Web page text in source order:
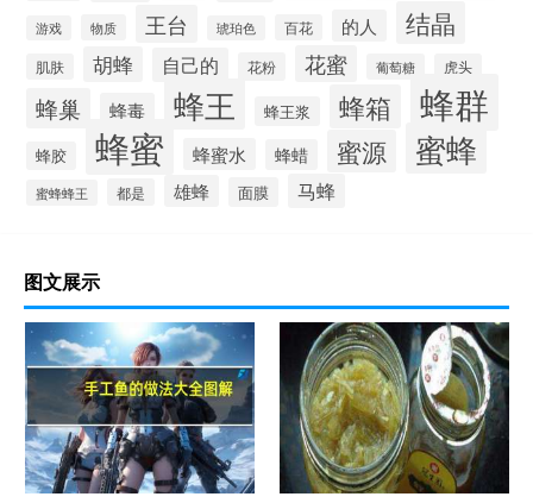
游戏 物质 王台 琥珀色 百花 的人 结晶
肌肤 胡蜂 自己的 花粉 花蜜 葡萄糖 虎头
蜂巢 蜂毒 蜂王 蜂王浆 蜂箱 蜂群
蜂胶 蜂蜜 蜂蜜水 蜂蜡 蜜源 蜜蜂
蜜蜂蜂王 都是 雄蜂 面膜 马蜂
图文展示